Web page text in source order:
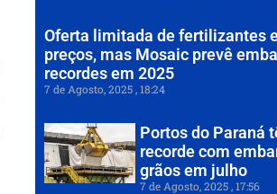
Oferta limitada de fertilizantes
preços, mas Mosaic prevê
recordes em 2025
7 de Agosto, 2025 18:24
Portos do Paraná
recorde com
grãos em julho
7 de Agosto, 2025 17:56